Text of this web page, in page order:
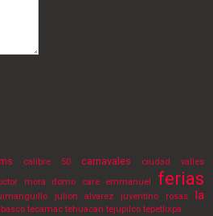
calibre 50 carnavales ciudad valles
mora domo care emmanuel ferias
julion alvarez juventino rosas
la
tecamac tehuacan tejupilco tepetlixpa